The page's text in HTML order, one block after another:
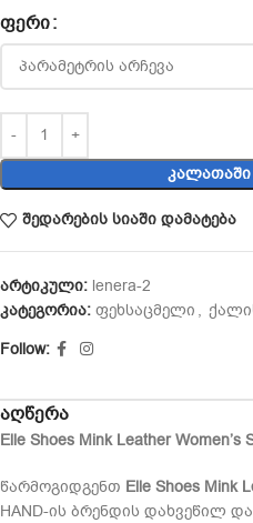
ᲤᲔᲠᲘ
ᲙᲐᲚᲐᲗᲐᲨᲘ
შედარების სიაში დამატება
არტიკული: lenera-2
კატეგორია: ფეხსაცმელი ,
Follow:
აღწერა
Elle Shoes Mink Leather Women’s
წარმოგიდგენთ Elle Shoes Mink
HAND-ის ბრენდის დახვეწილ